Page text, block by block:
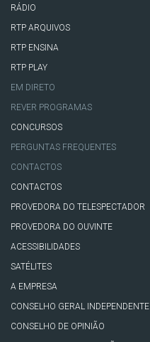
RÁDIO
RTP ARQUIVOS
RTP ENSINA
RTP PLAY
EM DIRETO
REVER PROGRAMAS
CONCURSOS
PERGUNTAS FREQUENTES
CONTACTOS
CONTACTOS
PROVEDORA DO TELESPECTADOR
PROVEDORA DO OUVINTE
ACESSIBILIDADES
SATÉLITES
A EMPRESA
CONSELHO GERAL INDEPENDENTE
CONSELHO DE OPINIÃO